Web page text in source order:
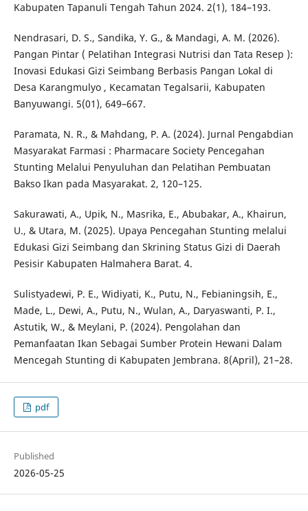
Kabupaten Tapanuli Tengah Tahun 2024. 2(1), 184–193.
Nendrasari, D. S., Sandika, Y. G., & Mandagi, A. M. (2026).
Pangan Pintar ( Pelatihan Integrasi Nutrisi dan Tata Resep ):
Inovasi Edukasi Gizi Seimbang Berbasis Pangan Lokal di
Desa Karangmulyo , Kecamatan Tegalsarii, Kabupaten
Banyuwangi. 5(01), 649–667.
Paramata, N. R., & Mahdang, P. A. (2024). Jurnal Pengabdian
Masyarakat Farmasi : Pharmacare Society Pencegahan
Stunting Melalui Penyuluhan dan Pelatihan Pembuatan
Bakso Ikan pada Masyarakat. 2, 120–125.
Sakurawati, A., Upik, N., Masrika, E., Abubakar, A., Khairun,
U., & Utara, M. (2025). Upaya Pencegahan Stunting melalui
Edukasi Gizi Seimbang dan Skrining Status Gizi di Daerah
Pesisir Kabupaten Halmahera Barat. 4.
Sulistyadewi, P. E., Widiyati, K., Putu, N., Febianingsih, E.,
Made, L., Dewi, A., Putu, N., Wulan, A., Daryaswanti, P. I.,
Astutik, W., & Meylani, P. (2024). Pengolahan dan
Pemanfaatan Ikan Sebagai Sumber Protein Hewani Dalam
Mencegah Stunting di Kabupaten Jembrana. 8(April), 21–28.
pdf
Published
2026-05-25